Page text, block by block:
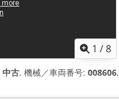
1 /8
中古, 機械／車両番号: 008606,